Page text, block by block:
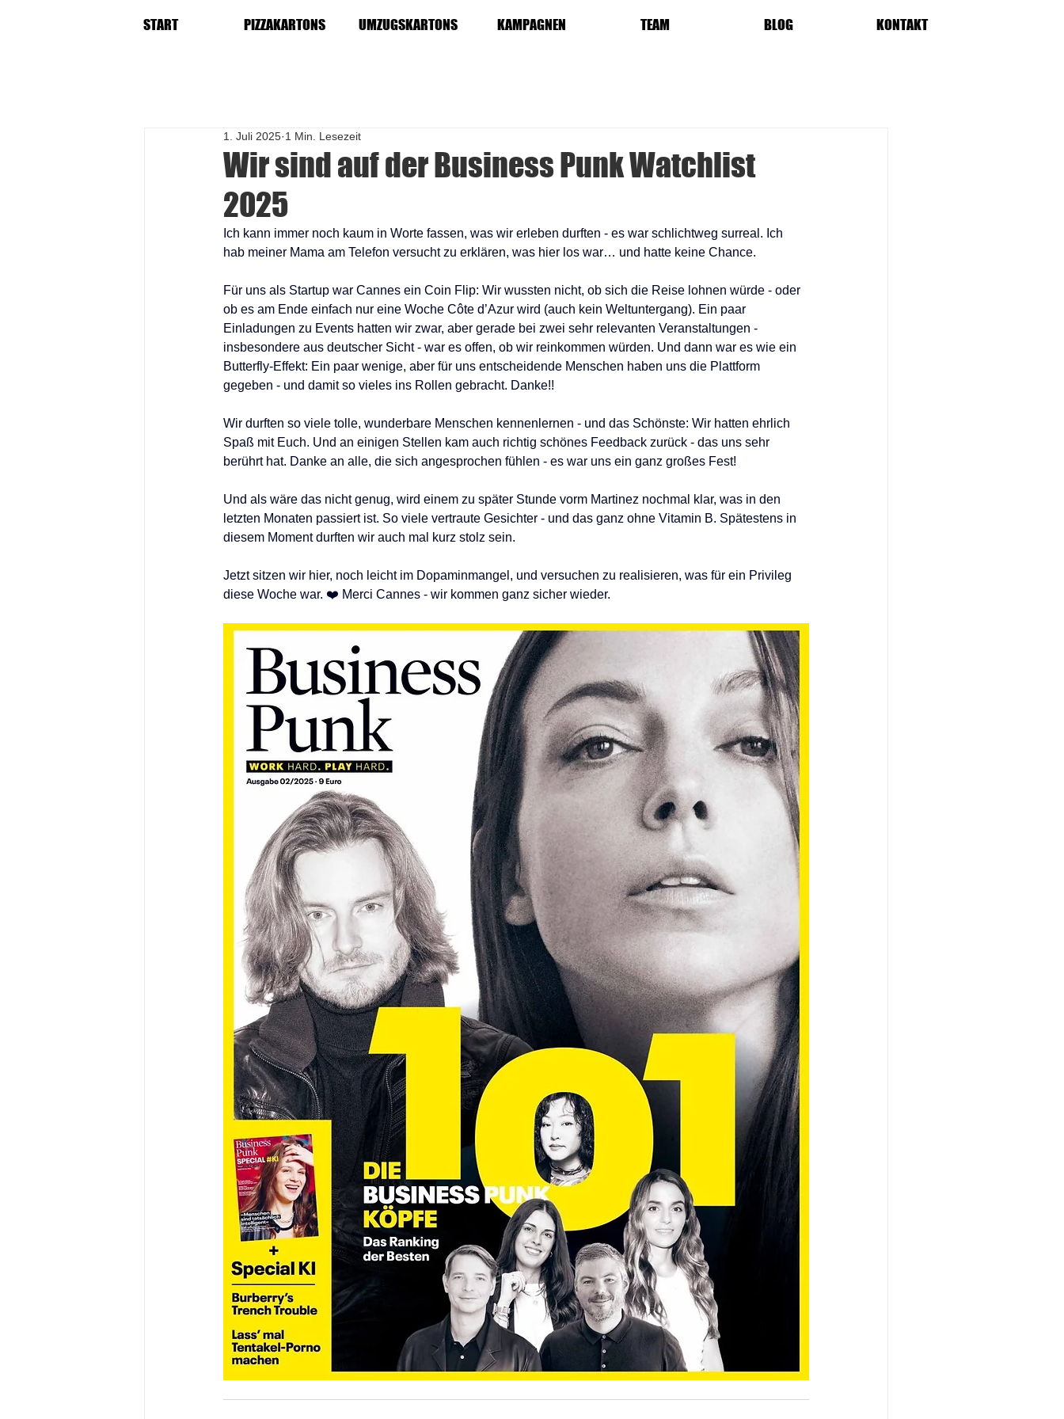
START PIZZAKARTONS UMZUGSKARTONS KAMPAGNEN TEAM BLOG KONTAKT
Wir sind auf der Business Punk Watchlist
2025
1. Juli 2025 1 Min. Lesezeit
Ich kann immer noch kaum in Worte fassen, was wir erleben durften - es war schlichtweg surreal. Ich
hab meiner Mama am Telefon versucht zu erklären, was hier los war… und hatte keine Chance.
Für uns als Startup war Cannes ein Coin Flip: Wir wussten nicht, ob sich die Reise lohnen würde - oder
ob es am Ende einfach nur eine Woche Côte d’Azur wird (auch kein Weltuntergang). Ein paar
Einladungen zu Events hatten wir zwar, aber gerade bei zwei sehr relevanten Veranstaltungen -
insbesondere aus deutscher Sicht - war es offen, ob wir reinkommen würden. Und dann war es wie ein
Butterfly-Effekt: Ein paar wenige, aber für uns entscheidende Menschen haben uns die Plattform
gegeben - und damit so vieles ins Rollen gebracht. Danke!!
Wir durften so viele tolle, wunderbare Menschen kennenlernen - und das Schönste: Wir hatten ehrlich
Spaß mit Euch. Und an einigen Stellen kam auch richtig schönes Feedback zurück - das uns sehr
berührt hat. Danke an alle, die sich angesprochen fühlen - es war uns ein ganz großes Fest!
Und als wäre das nicht genug, wird einem zu später Stunde vorm Martinez nochmal klar, was in den
letzten Monaten passiert ist. So viele vertraute Gesichter - und das ganz ohne Vitamin B. Spätestens in
diesem Moment durften wir auch mal kurz stolz sein.
Jetzt sitzen wir hier, noch leicht im Dopaminmangel, und versuchen zu realisieren, was für ein Privileg
diese Woche war. ❤️ Merci Cannes - wir kommen ganz sicher wieder.